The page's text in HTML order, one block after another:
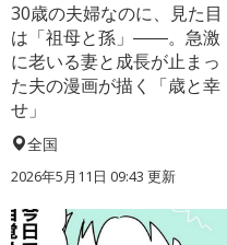
30歳の夫婦なのに、見た目
は「祖母と孫」――。急激
に老いる妻と成長が止まっ
た夫の漫画が描く「歳と幸
せ」
全国
2026年5月11日 09:43 更新